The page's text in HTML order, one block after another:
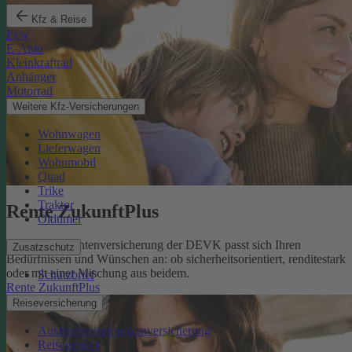
Kfz & Reise
Pkw
E-Auto
Kleinkraftrad
Anhänger
Motorrad
Weitere Kfz-Versicherungen
Wohnwagen
Lieferwagen
Wohnmobil
Quad
Trike
Traktor
Oldtimer
Zusatzschutz
Schutzbrief
Reiseversicherung
Auslandsreisekrankenversicherung
Reisegepäck
Rente ZukunftPlus
Die private Rentenversicherung der DEVK passt sich Ihren
Bedürfnissen und Wünschen an: ob sicherheitsorientiert, renditestark
oder mit einer Mischung aus beidem.
Rente ZukunftPlus